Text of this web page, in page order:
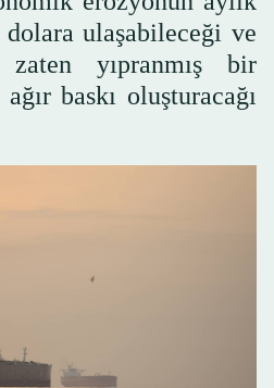
ulaşabileceği ve
yıpranmış bir
baskı oluşturacağı